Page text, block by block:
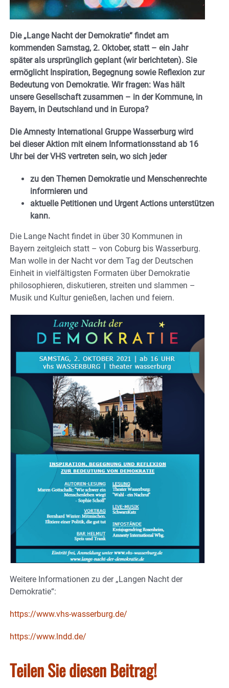
Die „Lange Nacht der Demokratie“ findet am
kommenden Samstag, 2. Oktober, statt – ein Jahr
später als ursprünglich geplant (wir berichteten). Sie
ermöglicht Inspiration, Begegnung sowie Reflexion zur
Bedeutung von Demokratie. Wir fragen: Was hält
unsere Gesellschaft zusammen – in der Kommune, in
Bayern, in Deutschland und in Europa?
Die Amnesty International Gruppe Wasserburg wird
bei dieser Aktion mit einem Informationsstand ab 16
Uhr bei der VHS vertreten sein, wo sich jeder
zu den Themen Demokratie und Menschenrechte
informieren und
aktuelle Petitionen und Urgent Actions unterstützen
kann.
Die Lange Nacht findet in über 30 Kommunen in
Bayern zeitgleich statt – von Coburg bis Wasserburg.
Man wolle in der Nacht vor dem Tag der Deutschen
Einheit in vielfältigsten Formaten über Demokratie
philosophieren, diskutieren, streiten und slammen –
Musik und Kultur genießen, lachen und feiern.
Weitere Informationen zu der „Langen Nacht der
Demokratie“:
https://www.vhs-wasserburg.de/
https://www.lndd.de/
Teilen Sie diesen Beitrag!